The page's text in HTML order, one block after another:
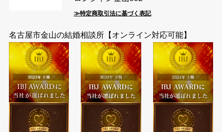
≫特定商取引法に基づく表記
名古屋市金山の結婚相談所【オンライン対応可能】